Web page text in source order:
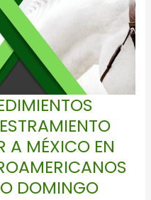
A MÉXICO EN
DOMINGO